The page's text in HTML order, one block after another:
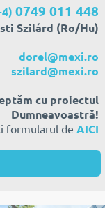
0749 011 448
Szilárd (Ro/Hu)
dorel@mexi.ro
szilard@mexi.ro
cu proiectul
Dumneavoastră!
formularul de AICI